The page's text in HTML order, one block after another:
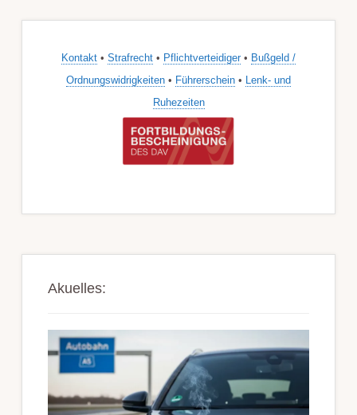
Kontakt • Strafrecht • Pflichtverteidiger • Bußgeld /
Ordnungswidrigkeiten • Führerschein • Lenk- und
Ruhezeiten
Akuelles: